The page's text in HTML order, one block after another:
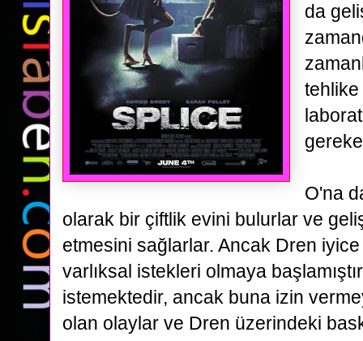
da
O'na
olarak bir çiftlik evini bulurlar ve
etmesini sağlarlar. Ancak Dren
varlıksal istekleri olmaya
istemektedir, ancak buna izin
olan olaylar ve Dren üzerindeki